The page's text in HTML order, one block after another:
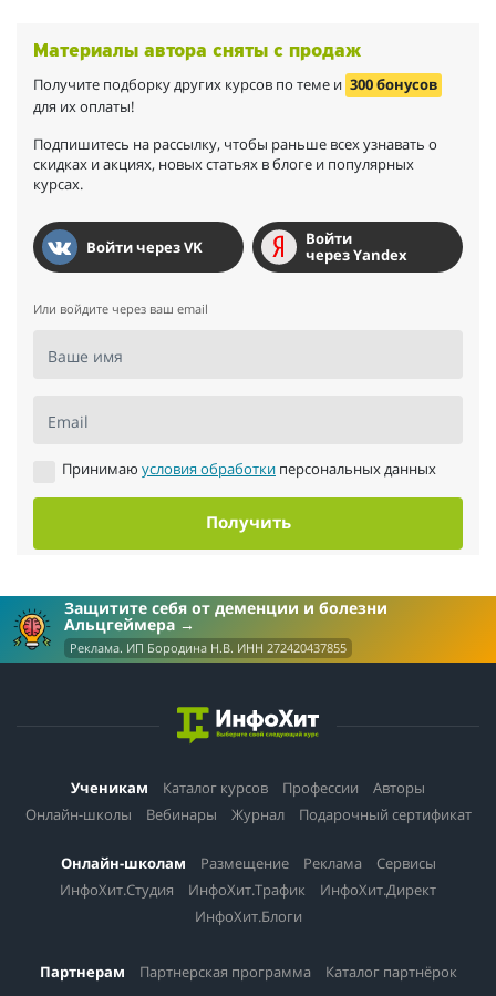
Материалы автора сняты с продаж
Получите подборку других курсов по теме и 300 бонусов
для их оплаты!
Подпишитесь на рассылку, чтобы раньше всех узнавать о
скидках и акциях, новых статьях в блоге и популярных
курсах.
Войти через VK
Войти
через Yandex
Или войдите через ваш email
Ваше имя
Email
Принимаю условия обработки персональных данных
Получить
Защитите себя от деменции и болезни
Альцгеймера
Реклама. ИП Бородина Н.В. ИНН 272420437855
Ученикам Каталог курсов Профессии
Авторы
Онлайн-школы
Вебинары Журнал Подарочный сертификат
Онлайн-школам Размещение Реклама
Сервисы
ИнфоХит.Студия
ИнфоХит.Трафик
ИнфоХит.Директ
ИнфоХит.Блоги
Партнерам Партнерская программа Каталог партнёрок